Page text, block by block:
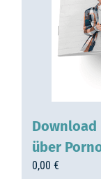
Download
über
0,00 €